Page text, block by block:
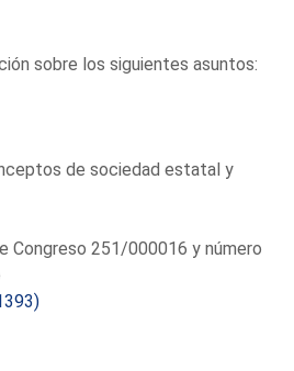
sobre los siguientes asuntos:
de sociedad estatal y
Congreso 251/000016 y número